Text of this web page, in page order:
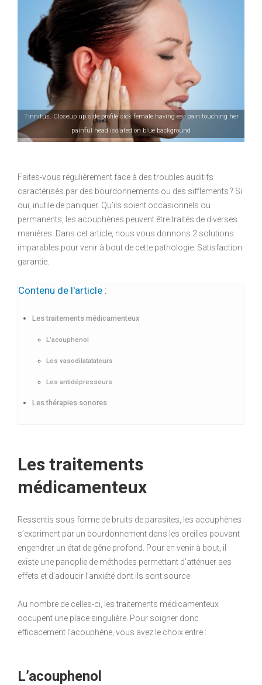
Tinnitus. Closeup up side profile sick female having ear pain touching her
painful head isolated on blue background
Faites-vous régulièrement face à des troubles auditifs
caractérisés par des bourdonnements ou des sifflements ? Si
oui, inutile de paniquer. Qu’ils soient occasionnels ou
permanents, les acouphènes peuvent être traités de diverses
manières. Dans cet article, nous vous donnons 2 solutions
imparables pour venir à bout de cette pathologie. Satisfaction
garantie.
Contenu de l'article :
Les traitements médicamenteux
L’acouphenol
Les vasodilatatateurs
Les antidépresseurs
Les thérapies sonores
Les traitements
médicamenteux
Ressentis sous forme de bruits de parasites, les acouphènes
s’expriment par un bourdonnement dans les oreilles pouvant
engendrer un état de gêne profond. Pour en venir à bout, il
existe une panoplie de méthodes permettant d’atténuer ses
effets et d’adoucir l’anxiété dont ils sont source.
Au nombre de celles-ci, les traitements médicamenteux
occupent une place singulière. Pour soigner donc
efficacement l’acouphène, vous avez le choix entre :
L’acouphenol